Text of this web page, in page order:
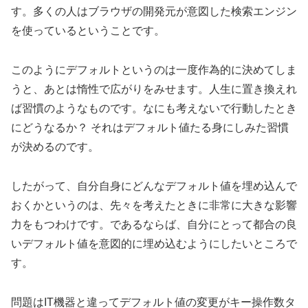
す。多くの人はブラウザの開発元が意図した検索エンジン
を使っているということです。
このようにデフォルトというのは一度作為的に決めてしま
うと、あとは惰性で広がりをみせます。人生に置き換えれ
ば習慣のようなものです。なにも考えないで行動したとき
にどうなるか？ それはデフォルト値たる身にしみた習慣
が決めるのです。
したがって、自分自身にどんなデフォルト値を埋め込んで
おくかというのは、先々を考えたときに非常に大きな影響
力をもつわけです。であるならば、自分にとって都合の良
いデフォルト値を意図的に埋め込むようにしたいところで
す。
問題はIT機器と違ってデフォルト値の変更がキー操作数タ